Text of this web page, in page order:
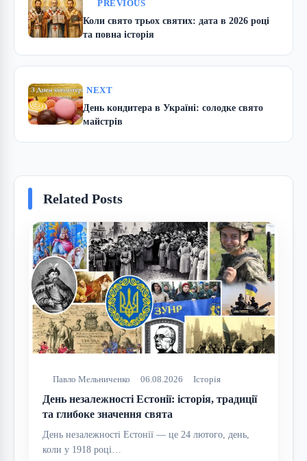
PREVIOUS
Коли свято трьох святих: дата в 2026 році
та повна історія
NEXT
День кондитера в Україні: солодке свято
майстрів
Related Posts
Павло Мельниченко 06.08.2026 Історія
День незалежності Естонії: історія, традиції
та глибоке значення свята
День незалежності Естонії — це 24 лютого, день,
коли у 1918 році…